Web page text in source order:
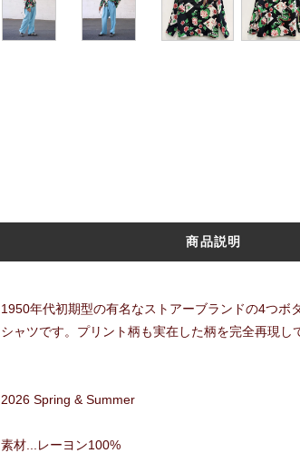
商品説明
1950年代初期型の有名なストアーブランドの4つボ
シャツです。プリント柄も実在した柄を完全再現し
2026 Spring & Summer
素材...レーヨン100%